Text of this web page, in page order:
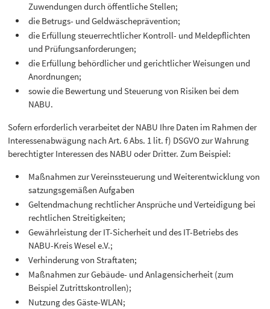
Zuwendungen durch öffentliche Stellen;
die Betrugs- und Geldwäscheprävention;
die Erfüllung steuerrechtlicher Kontroll- und Meldepflichten
und Prüfungsanforderungen;
die Erfüllung behördlicher und gerichtlicher Weisungen und
Anordnungen;
sowie die Bewertung und Steuerung von Risiken bei dem
NABU.
Sofern erforderlich verarbeitet der NABU Ihre Daten im Rahmen der
Interessenabwägung nach Art. 6 Abs. 1 lit. f) DSGVO zur Wahrung
berechtigter Interessen des NABU oder Dritter. Zum Beispiel:
Maßnahmen zur Vereinssteuerung und Weiterentwicklung von
satzungsgemäßen Aufgaben
Geltendmachung rechtlicher Ansprüche und Verteidigung bei
rechtlichen Streitigkeiten;
Gewährleistung der IT-Sicherheit und des IT-Betriebs des
NABU-Kreis Wesel e.V.;
Verhinderung von Straftaten;
Maßnahmen zur Gebäude- und Anlagensicherheit (zum
Beispiel Zutrittskontrollen);
Nutzung des Gäste-WLAN;